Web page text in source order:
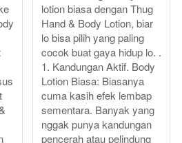
lotion biasa dengan Thug
Hand & Body Lotion, biar
lo bisa pilih yang paling
cocok buat gaya hidup lo. .
1. Kandungan Aktif. Body
Lotion Biasa: Biasanya
cuma kasih efek lembap
sementara. Banyak yang
nggak punya kandungan
pencerah atau pelindung